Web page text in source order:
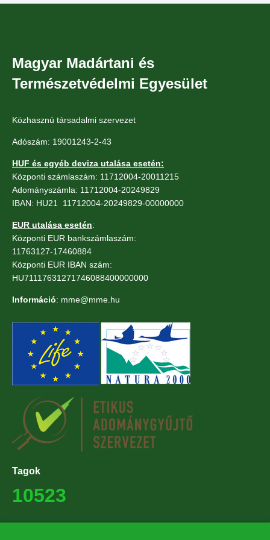
Magyar Madártani és
Természetvédelmi Egyesület
Közhasznú társadalmi szervezet
Adószám: 19001243-2-43
HUF és egyéb deviza utalása esetén:
Központi számlaszám: 11712004-20011215
Adományszámla: 11712004-20249829
IBAN: HU21 11712004-20249829-00000000
EUR utalása esetén:
Központi EUR bankszámlaszám:
11763127-17460884
Központi EUR IBAN szám:
HU71117631271746088400000000
Információ: mme@mme.hu
Tagok
10523